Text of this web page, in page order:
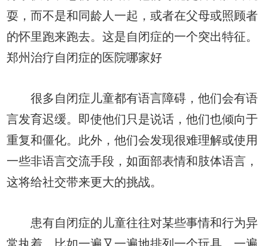
耍，而不是和同龄人一起，或者在父母或照顾者
的怀里跑来跑去。这是自闭症的一个突出特征。
郑州治疗自闭症的医院哪家好
很多自闭症儿童都有语言障碍，他们会有语
言发育迟缓。即使他们只是说话，他们也倾向于
重复和僵化。此外，他们会发现很难理解或使用
一些非语言交流手段，如面部表情和肢体语言，
这将给社交带来更大的挑战。
患有自闭症的儿童往往对某些事情和行为异